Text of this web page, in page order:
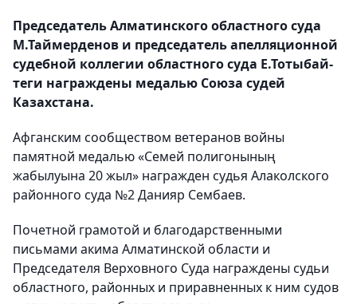
Председатель Алматинского областного суда
М.Таймерденов и председатель апелляционной
судебной коллегии областного суда Е.Тотыбай-
теги награждены медалью Союза судей
Казахстана.
Афганским сообществом ветеранов войны
памятной медалью «Семей полигонының
жабылуына 20 жыл» награжден судья Алаколского
районного суда №2 Данияр Сембаев.
Почетной грамотой и благодарственными
письмами акима Алматинской области и
Председателя Верховного Суда награждены судьи
областного, районных и приравненных к ним судов